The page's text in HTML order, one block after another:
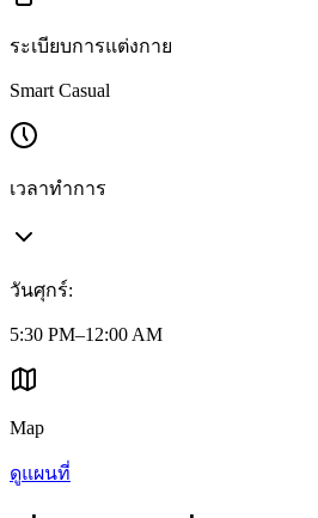
ระเบียบการแต่งกาย
Smart Casual
เวลาทำการ
วันศุกร์:
5:30 PM–12:00 AM
Map
ดูแผนที่